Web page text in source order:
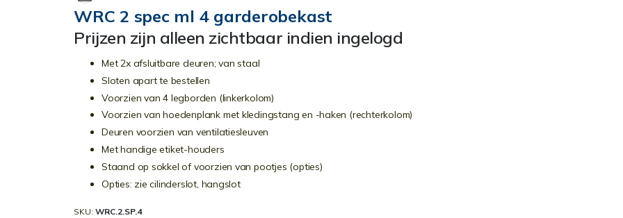
WRC 2 spec ml 4 garderobekast
Prijzen zijn alleen zichtbaar indien ingelogd
Met 2x afsluitbare deuren; van staal
Sloten apart te bestellen
Voorzien van 4 legborden (linkerkolom)
Voorzien van hoedenplank met kledingstang en -haken (rechterkolom)
Deuren voorzien van ventilatiesleuven
Met handige etiket-houders
Staand op sokkel of voorzien van pootjes (opties)
Opties: zie cilinderslot, hangslot
SKU WRC.2.SP.4